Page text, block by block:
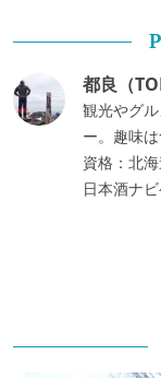
都良（
観光やグ
ー。趣味
資格：北
日本酒ナ